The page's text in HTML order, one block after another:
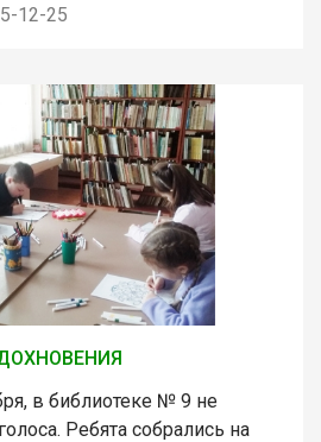
12-25
в библиотеке № 9 не
Ребята собрались на